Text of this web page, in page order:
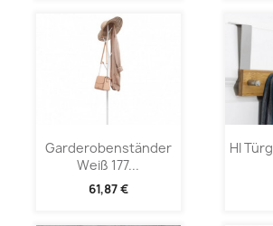
Garderobenständer
Weiß 177...
61,87 €
HI